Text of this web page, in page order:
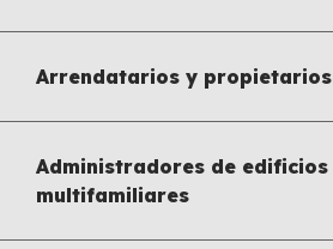
Arrendatarios y propietarios
Administradores de edificios
multifamiliares